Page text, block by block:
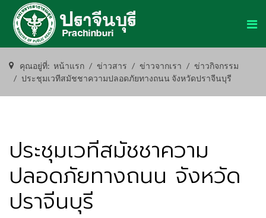
คุณอยู่ที่: หน้าแรก ข่าวสาร ข่าวจากเรา
ข่าวกิจกรรม
ประชุมเวทีสมัชชาความปลอดภัยทางถนน จังหวัดปราจีนบุรี
ประชุมเวทีสมัชชาความ
ปลอดภัยทางถนน จังหวัด
ปราจีนบุรี